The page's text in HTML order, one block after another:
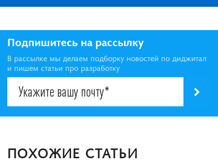
Подпишитесь на рассылку
В рассылке мы делаем подборку новостей по диджитал
и пишем статьи про разработку
ПОХОЖИЕ СТАТЬИ